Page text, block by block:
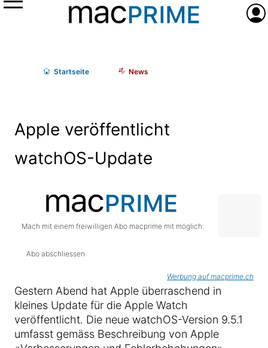
Menü
Startseite News
Apple veröffentlicht
watchOS-Update
Mach mit einem freiwilligen Abo macprime mit möglich.
Abo abschliessen
Werbung auf macprime.ch
Gestern Abend hat Apple überraschend in
kleines Update für die Apple Watch
veröffentlicht. Die neue watchOS-Version 9.5.1
umfasst gemäss Beschreibung von Apple